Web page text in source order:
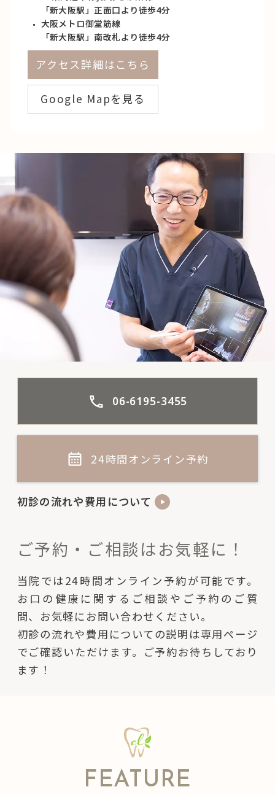
「新大阪駅」正面口より徒歩4分
大阪メトロ御堂筋線
「新大阪駅」南改札より徒歩4分
アクセス詳細はこちら
Google Mapを見る
24時間オンライン予約
06-6195-3455
初診の流れや費用について
ご予約・ご相談はお気軽に！
当院では24時間オンライン予約が可能です。
お口の健康に関するご相談やご予約のご質
問、お気軽にお問い合わせください。
初診の流れや費用についての説明は専用ページ
でご確認いただけます。ご予約お待ちしており
ます！
FEATURE